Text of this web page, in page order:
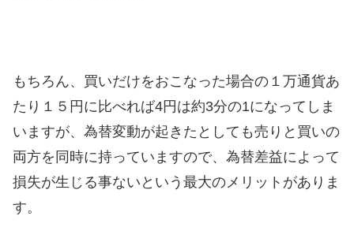
もちろん、買いだけをおこなった場合の１万通貨あ
たり１５円に比べれば4円は約3分の1になってしま
いますが、為替変動が起きたとしても売りと買いの
両方を同時に持っていますので、為替差益によって
損失が生じる事ないという最大のメリットがありま
す。